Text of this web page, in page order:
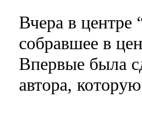
Вчера в центре
собравшее в
Впервые была
автора,